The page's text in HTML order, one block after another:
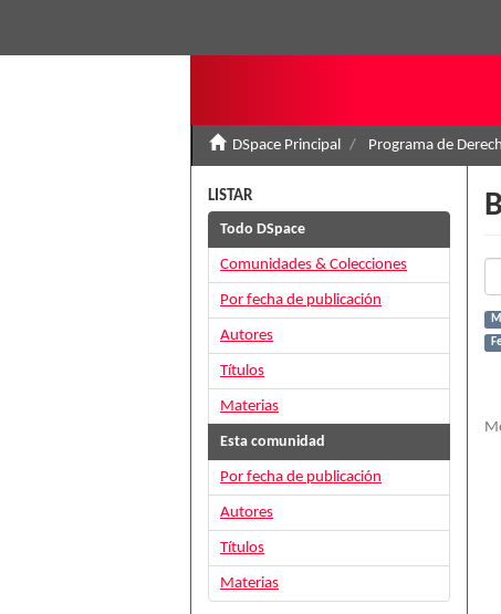
DSpace Principal Programa de
LISTAR
Todo DSpace
Comunidades & Colecciones
Por fecha de publicación
Autores
Títulos
Materias
Esta comunidad
Por fecha de publicación
Autores
Títulos
Materias